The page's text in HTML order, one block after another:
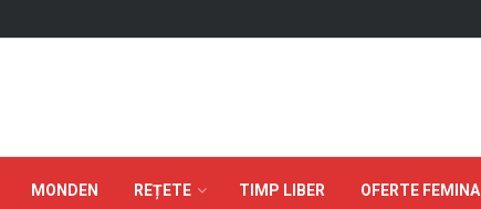
MONDEN REȚETE TIMP LIBER OFERTE FEMINA